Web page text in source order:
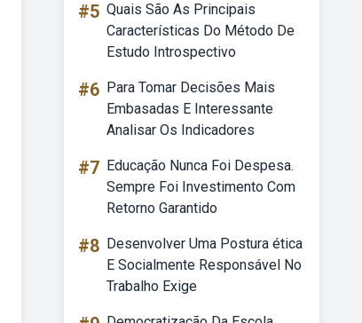
#5 Quais São As Principais
Características Do Método De
Estudo Introspectivo
#6 Para Tomar Decisões Mais
Embasadas E Interessante
Analisar Os Indicadores
#7 Educação Nunca Foi Despesa.
Sempre Foi Investimento Com
Retorno Garantido
#8 Desenvolver Uma Postura ética
E Socialmente Responsável No
Trabalho Exige